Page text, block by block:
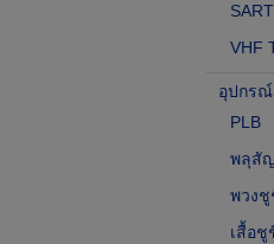
SART
VHF
อุปกรณ์
PLB
พลุสั
พวง
เสื้อ